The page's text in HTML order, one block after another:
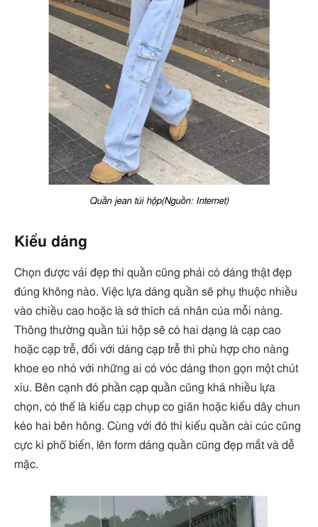
Quần jean túi hộp(Nguồn: Internet)
Kiểu dáng
Chọn được vải đẹp thì quần cũng phải có dáng thật đẹp
đúng không nào. Việc lựa dáng quần sẽ phụ thuộc nhiều
vào chiều cao hoặc là sở thích cá nhân của mỗi nàng.
Thông thường quần túi hộp sẽ có hai dạng là cạp cao
hoặc cạp trễ, đối với dáng cạp trễ thì phù hợp cho nàng
khoe eo nhỏ với những ai có vóc dáng thon gọn một chút
xíu. Bên cạnh đó phần cạp quần cũng khá nhiều lựa
chọn, có thể là kiểu cạp chụp co giãn hoặc kiểu dây chun
kéo hai bên hông. Cùng với đó thì kiểu quần cài cúc cũng
cực kì phổ biến, lên form dáng quần cũng đẹp mắt và dễ
mặc.